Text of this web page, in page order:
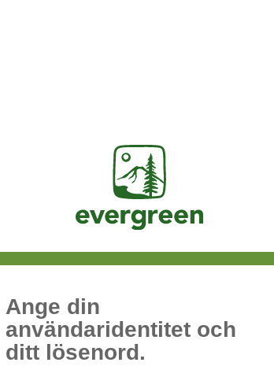
Jasig
Ange din
användaridentitet och
ditt lösenord.